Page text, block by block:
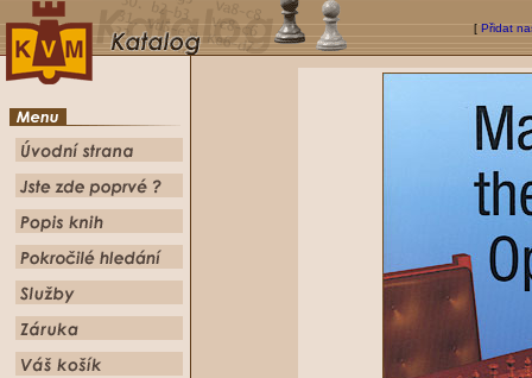
[ Přidat